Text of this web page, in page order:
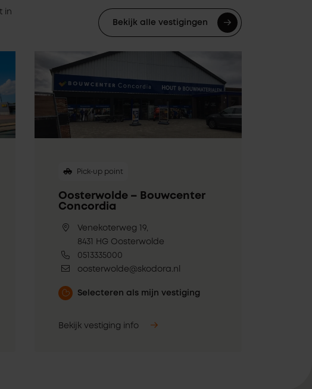
in
Bekijk alle vestigingen
Pick-up point
Oosterwolde – Bouwcenter
Concordia
Venekoterweg 19,
8431 HG Oosterwolde
0513335000
oosterwolde@skodora.nl
Selecteren als mijn vestiging
Bekijk vestiging info